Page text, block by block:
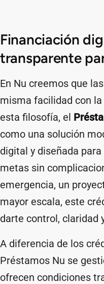
Financiación
transparente
En Nu creemos que
misma facilidad con
esta filosofía, el
como una solución
digital y diseñada
metas sin
emergencia, un
mayor escala, este
darte control, claridad
A diferencia de los
Préstamos Nu se
ofrecen condiciones